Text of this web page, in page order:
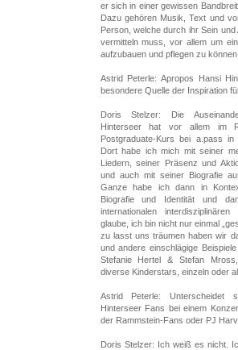
er sich in einer gewissen
Dazu gehören Musik, Text und
Person, welche durch ihr Sein
vermitteln muss, vor allem um
aufzubauen und pflegen zu können.
Astrid Peterle: Apropos Hansi
besondere Quelle der Inspiration
Doris Stelzer: Die
Hinterseer hat vor allem im
Postgraduate-Kurs bei a.pass in
Dort habe ich mich mit seiner
Liedern, seiner Präsenz und
und auch mit seiner Biografie
Ganze habe ich dann in
Biografie und Identität und
internationalen
glaube, ich bin nicht nur einmal
zu lasst uns träumen haben wir
und andere einschlägige
Stefanie Hertel & Stefan
diverse Kinderstars, einzeln oder
Astrid Peterle: Unterscheidet
Hinterseer Fans bei einem
der Rammstein-Fans oder PJ
Doris Stelzer: Ich weiß es nicht.